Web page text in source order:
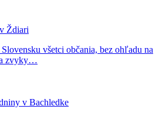
Ždiari
všetci občania, bez ohľadu na
a zvyky…
v Bachledke